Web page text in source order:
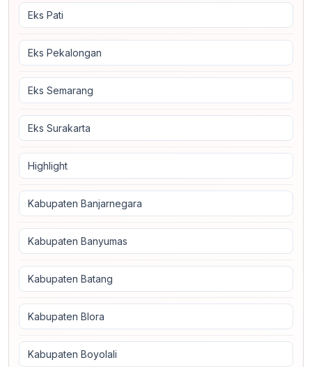
Eks Pati
Eks Pekalongan
Eks Semarang
Eks Surakarta
Highlight
Kabupaten Banjarnegara
Kabupaten Banyumas
Kabupaten Batang
Kabupaten Blora
Kabupaten Boyolali